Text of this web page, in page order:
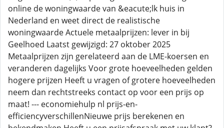
online de woningwaarde van &eacute;lk huis in
Nederland en weet direct de realistische
woningwaarde Actuele metaalprijzen: lever in bij
Geelhoed Laatst gewijzigd: 27 oktober 2025
Metaalprijzen zijn gerelateerd aan de LME-koersen en
veranderen dagelijks Voor grote hoeveelheden gelden
hogere prijzen Heeft u vragen of grotere hoeveelheden
neem dan rechtstreeks contact op voor een prijs op
maat! --- economiehulp nl prijs-en-
efficiencyverschillenNieuwe prijs berekenen en